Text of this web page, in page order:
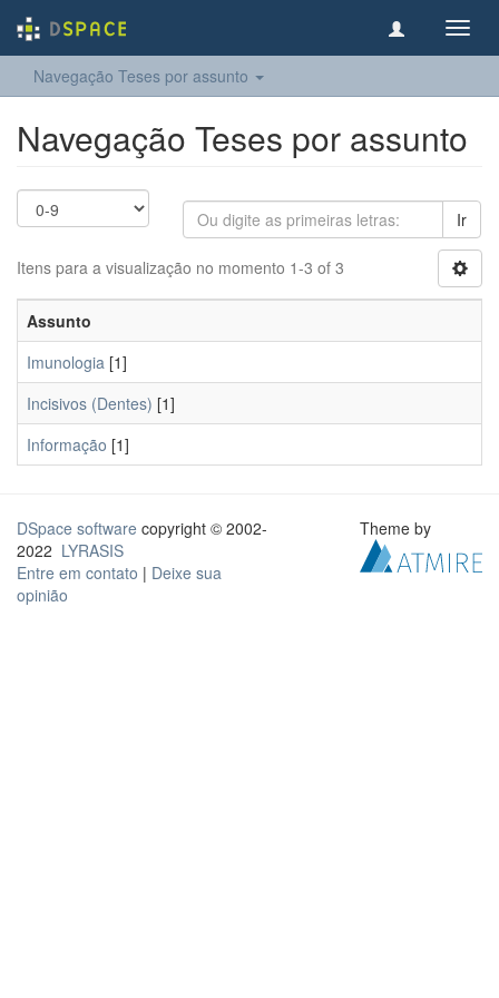
Navegação Teses por assunto
Navegação Teses por assunto
Ir
Itens para a visualização no momento 1-3 of 3
Assunto
Imunologia [1]
Incisivos (Dentes) [1]
Informação [1]
DSpace software copyright © 2002-
2022 LYRASIS
Entre em contato | Deixe sua
opinião
Theme by